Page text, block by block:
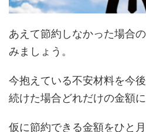
あえて節約しなかった場合
みましょう。
今抱えている不安材料を今
続けた場合どれだけの金額
仮に節約できる金額をひと